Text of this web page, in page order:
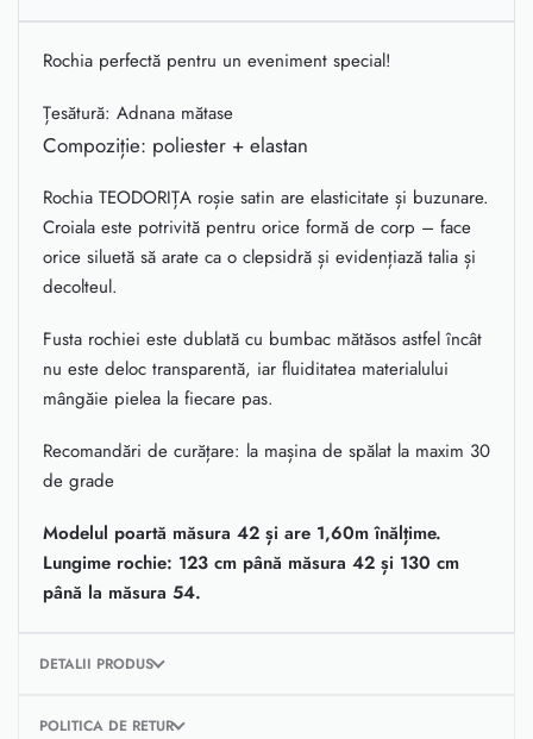
Rochia perfectă pentru un eveniment special!
Țesătură: Adnana mătase
Compoziție: poliester + elastan
Rochia TEODORIȚA roșie satin are elasticitate și buzunare.
Croiala este potrivită pentru orice formă de corp – face
orice siluetă să arate ca o clepsidră și evidențiază talia și
decolteul.
Fusta rochiei este dublată cu bumbac mătăsos astfel încât
nu este deloc transparentă, iar fluiditatea materialului
mângăie pielea la fiecare pas.
Recomandări de curățare: la mașina de spălat la maxim 30
de grade
Modelul poartă măsura 42 și are 1,60m înălțime.
Lungime rochie: 123 cm până măsura 42 și 130 cm
până la măsura 54.
DETALII PRODUS
POLITICA DE RETUR